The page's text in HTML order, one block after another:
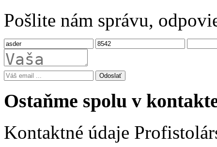
Pošlite nám správu,
Odoslať
Ostaňme spolu v
Kontaktné údaje